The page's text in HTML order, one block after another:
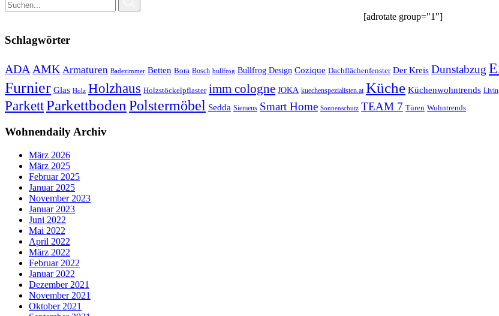
[adrotate group="1"]
Schlagwörter
ADA AMK Armaturen Badezimmer Betten Bora Bosch bullfrog Bullfrog Design Cozique Dachflächenfenster Der Kreis Dunstabzug
Furnier Glas Holz Holzhaus Holzstöckelpflaster imm cologne JOKA kuechenspezialisten.at Küche Küchenwohntrends
ParkettParkettboden Polstermöbel Sedda Siemens Smart Home Sonnenschutz TEAM 7 Türen Wohntrends
Wohnendaily Archiv
März 2026
März 2025
Februar 2025
Januar 2025
November 2023
Januar 2023
Juni 2022
Mai 2022
April 2022
März 2022
Februar 2022
Januar 2022
Dezember 2021
November 2021
Oktober 2021